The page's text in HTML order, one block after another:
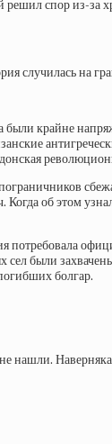
спор из-за
случилась на
крайне
Когда об этом
потребовала
сел были
болгар.
нашли.